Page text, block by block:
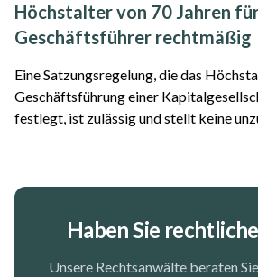
Höchstalter von 70 Jahren
Geschäftsführer rechtmäßig
Eine Satzungsregelung, die das
Geschäftsführung einer
festlegt, ist zulässig und stellt keine
Haben Sie
Unsere Rechtsanwälte beraten